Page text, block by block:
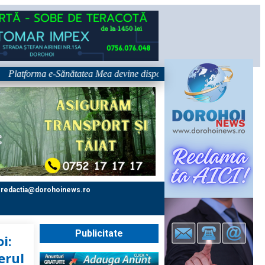
e-Sănătatea Mea devine disponibilă pe 1 septembrie: pacientul
redactia@dorohoinews.ro
Publicitate